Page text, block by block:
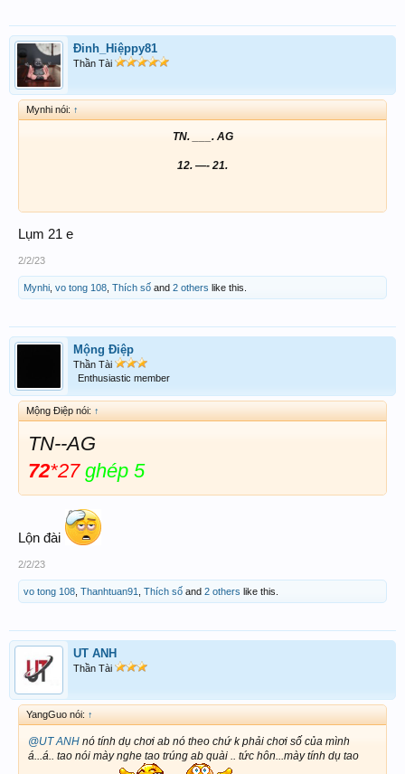
Đinh_Hiệppy81
Thần Tài
Mynhi nói: ↑
TN. ___. AG
12. —- 21.
Lụm 21 e
2/2/23
Mynhi vo tong 108 Thích số and 2 others like this.
Mộng Điệp
Thần Tài
Enthusiastic member
Mộng Điệp nói: ↑
TN--AG
72*27 ghép 5
Lộn đài
2/2/23
vo tong 108 Thanhtuan91 Thích số and 2 others like this.
UT ANH
Thần Tài
YangGuo nói: ↑
@UT ANH nó tính dụ chơi ab nó theo chứ k phải chơi số của mình
á...á.. tao nói mày nghe tao trúng ab quài .. tức hôn...mày tính dụ tao